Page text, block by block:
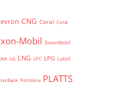
CNG Coral Coral
Mobil ExxonMobil
LG LNG LPC LPG Lukoil
Bank Petrolina PLATTS